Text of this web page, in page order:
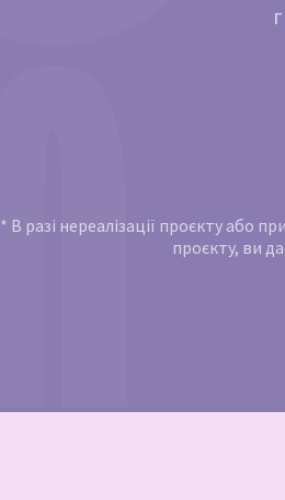
* В разі нереалізації проєкту або
проєкту, ви